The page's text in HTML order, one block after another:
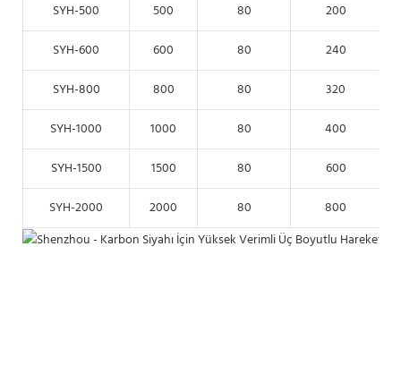
SYH-500
500 80
200
SYH-600
600 80
240
SYH-800
800 80
320
SYH-1000
1000 80
400
SYH-1500
1500 80
600
SYH-2000
2000 80 800